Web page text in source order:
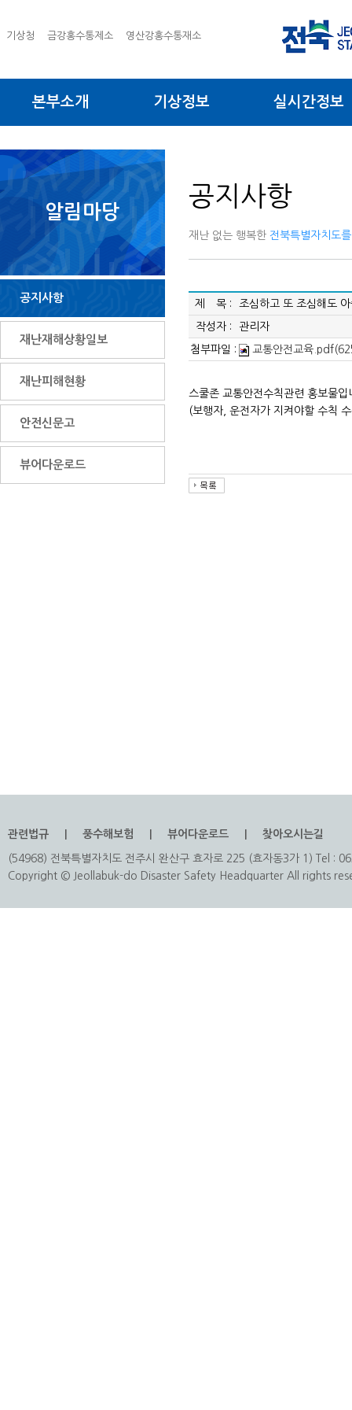
기상청 금강홍수통제소 영산강홍수통재소
본부소개 기상정보 실시간정보
알림마당
공지사항
재난재해상황일보
재난피해현황
안전신문고
뷰어다운로드
공지사항
재난 없는 행복한 전북특별자치도
제 목 : 조심하고 또 조심해도
작성자 : 관리자
첨부파일 : 교통안전교육
스쿨존 교통안전수칙관련 홍보물입
(보행자, 운전자가 지켜야할 수칙
관련법규 풍수해보험 뷰어다운로드 찾아오시는길
(54968) 전북특별자치도 전주시 완산구 효자로 225 (효자동3가 1) Tel :
Copyright © Jeollabuk-do Disaster Safety Headquarter All rights